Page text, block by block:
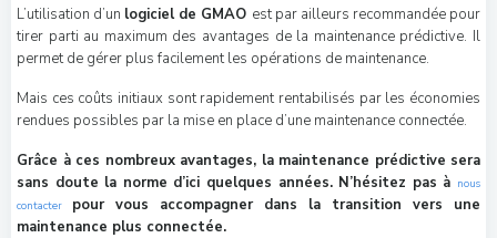
L’utilisation d’un logiciel de GMAO est par ailleurs recommandée pour
tirer parti au maximum des avantages de la maintenance prédictive. Il
permet de gérer plus facilement les opérations de maintenance.
Mais ces coûts initiaux sont rapidement rentabilisés par les économies
rendues possibles par la mise en place d’une maintenance connectée.
Grâce à ces nombreux avantages, la maintenance prédictive sera
sans doute la norme d’ici quelques années. N’hésitez pas à nous
contacter
pour vous accompagner dans la transition vers une
maintenance plus connectée.